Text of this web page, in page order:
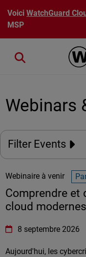
Aller au contenu
VoiciWatchGuard
MSP
Close search
Webinars
Filter Events
Webinaire à venir
Comprendre et
cloud modernes
WatchGuard
8 septembre 2026
Aujourd'hui, les